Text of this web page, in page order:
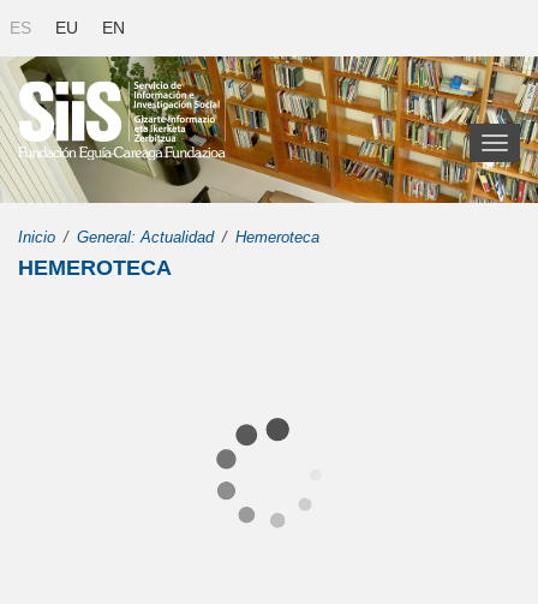
ES EU EN
Toggle
Inicio General: Actualidad Hemeroteca
HEMEROTECA